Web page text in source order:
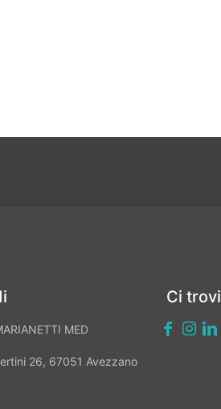
MED
26, 67051 Avezzano
Ci trovi